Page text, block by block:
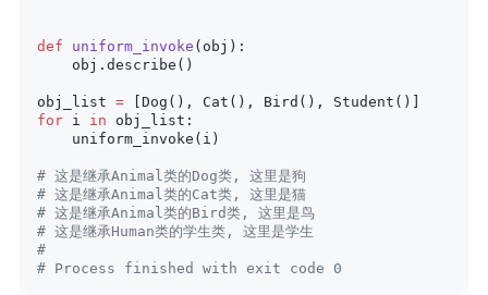
def uniform_invoke (obj):
    obj.describe()
obj_list = [Dog(), Cat(), Bird(), Student()]
for i in obj_list:
    uniform_invoke(i)
# 这是继承Animal类的Dog类, 这里是狗
# 这是继承Animal类的Cat类, 这里是猫
# 这是继承Animal类的Bird类, 这里是鸟
# 这是继承Human类的学生类, 这里是学生
#
# Process finished with exit code 0